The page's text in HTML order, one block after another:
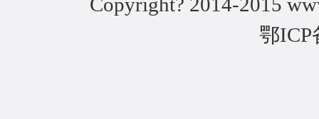
鄂ICP